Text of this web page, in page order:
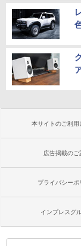
本サイトのご利用
広告掲載のご
プライバシーポ
インプレスグ